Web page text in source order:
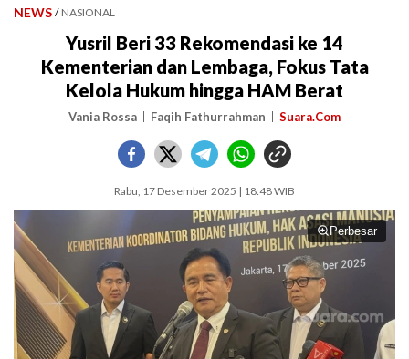
NEWS / NASIONAL
Yusril Beri 33 Rekomendasi ke 14
Kementerian dan Lembaga, Fokus Tata
Kelola Hukum hingga HAM Berat
Vania Rossa Faqih Fathurrahman Suara.Com
Rabu, 17 Desember 2025 | 18:48 WIB
Perbesar